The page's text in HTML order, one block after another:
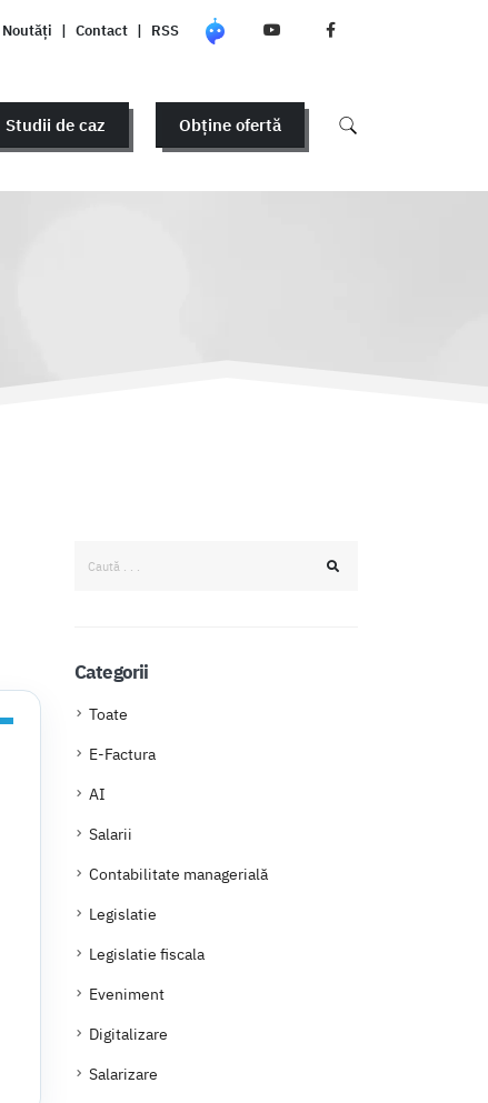
Noutăți | Contact | RSS
Studii de caz Obține ofertă
Categorii
Toate
E-Factura
AI
Salarii
Contabilitate managerială
Legislatie
Legislatie fiscala
Eveniment
Digitalizare
Salarizare